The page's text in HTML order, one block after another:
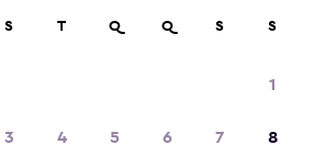
S T Q Q S S
1
3 4 5 6 7 8